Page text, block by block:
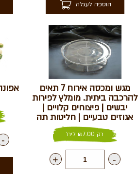
הוספה לעגלה
מגש ומכסה אירוח 7 תאים
להרכבה ביתית. מומלץ לפירות
יבשים | פיצוחים קלויים |
אגוזים טבעיים | חליטות תה
רק ₪7.00 ליח'
-
+
-